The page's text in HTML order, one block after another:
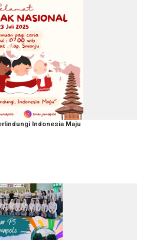
Indonesia Maju